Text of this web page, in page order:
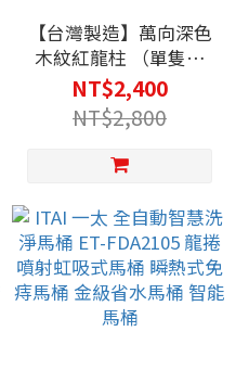
【台灣製造】萬向深色
木紋紅龍柱 （單隻）
（織帶長200cm）RS-
258DWG 織帶色可換 不
銹鋼伸縮圍欄 伸縮帶欄
柱 紅龍柱 伸縮圍欄柱
NT$2,400
NT$2,800